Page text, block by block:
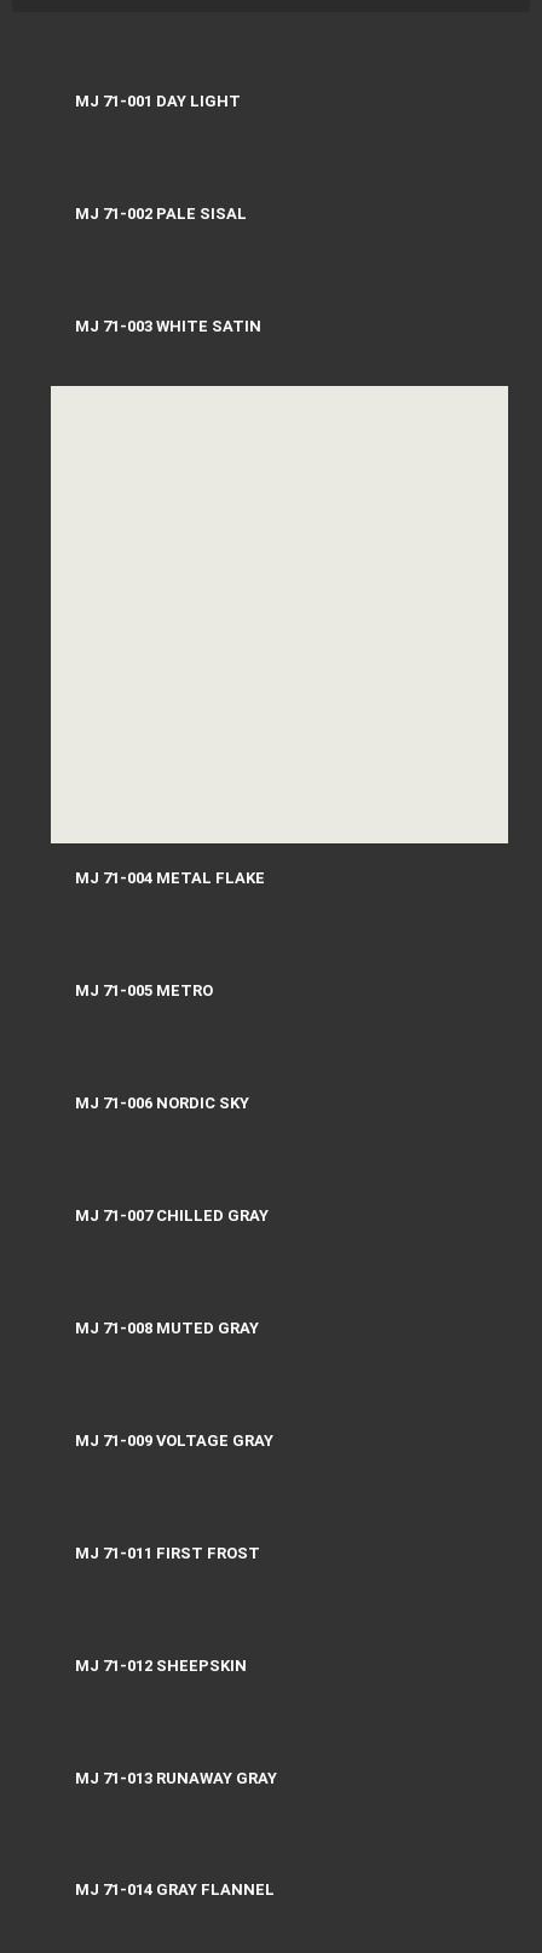
MJ 71-001 DAY LIGHT
MJ 71-002 PALE SISAL
MJ 71-003 WHITE SATIN
MJ 71-004 METAL FLAKE
MJ 71-005 METRO
MJ 71-006 NORDIC SKY
MJ 71-007 CHILLED GRAY
MJ 71-008 MUTED GRAY
MJ 71-009 VOLTAGE GRAY
MJ 71-011 FIRST FROST
MJ 71-012 SHEEPSKIN
MJ 71-013 RUNAWAY GRAY
MJ 71-014 GRAY FLANNEL